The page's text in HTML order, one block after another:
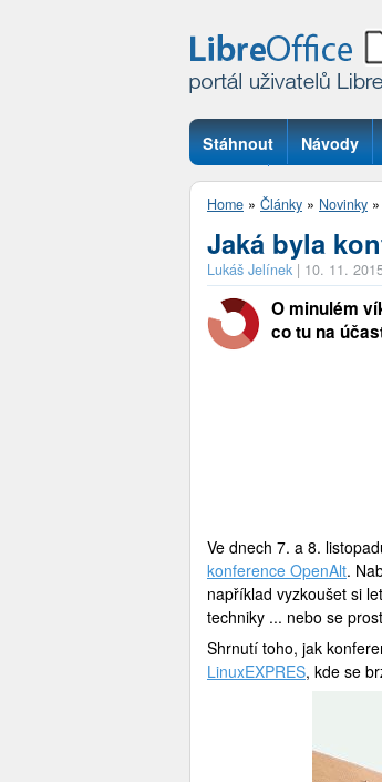
Stáhnout Návody
Otázky
Home » Články » Novinky »
Jaká byla
Lukáš Jelínek | 10. 11.
O minulém
co tu na
Ve dnech 7. a 8.
konference OpenAlt.
například vyzkoušet si
techniky ... nebo se
Shrnutí toho, jak
LinuxEXPRES, kde se